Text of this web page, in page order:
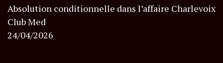
Absolution conditionnelle dans l’affaire Charlevoix
Club Med
24/04/2026